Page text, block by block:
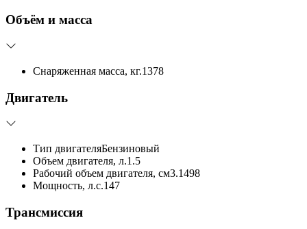
Объём и масса
Снаряженная масса, кг.1378
Двигатель
Тип двигателяБензиновый
Объем двигателя, л.1.5
Рабочий объем двигателя, см3.1498
Мощность, л.с.147
Трансмиссия